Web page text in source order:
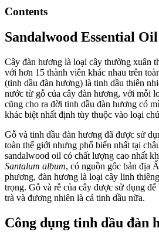
Contents
Sandalwood Essential
Cây đàn hương là loại cây thường xuân
với hơn 15 thành viên khác nhau trên
(tinh dầu đàn hương) là tinh dầu thiên
nước từ gỗ của cây đàn hương, với mỗi
cũng cho ra đời tinh dầu đàn hương có
khác biệt nhất định tùy thuộc vào loại
Gỗ và tinh dầu đàn hương đã được sử
toàn thế giới nhưng phổ biến nhất tại
sandalwood oil có chất lượng cao nhất
Santalum album, có nguồn gốc bản địa
phương, đàn hương là loại cây linh
trọng. Gỗ và rễ của cây được sử dụng
trà và đương nhiên là cả tinh dầu nữa.
Công dụng tinh dầu đàn